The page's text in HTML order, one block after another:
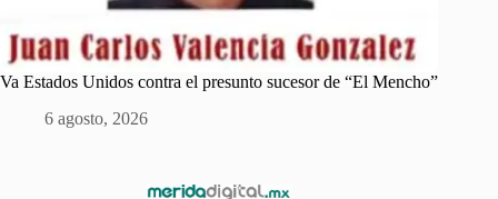
Va Estados Unidos contra el presunto sucesor de “El Mencho”
6 agosto, 2026